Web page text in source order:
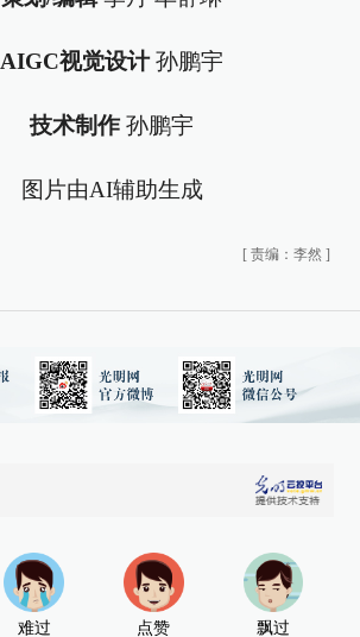
AIGC视觉设计孙鹏宇
技术制作孙鹏宇
图片由AI辅助生成
[ 责编：李然 ]
难过 点赞 飘过